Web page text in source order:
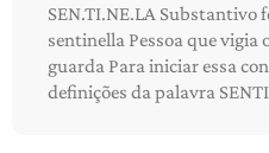
SEN.TI.NE.LA Substantivo
sentinella Pessoa que vigia
guarda Para iniciar essa
definições da palavra